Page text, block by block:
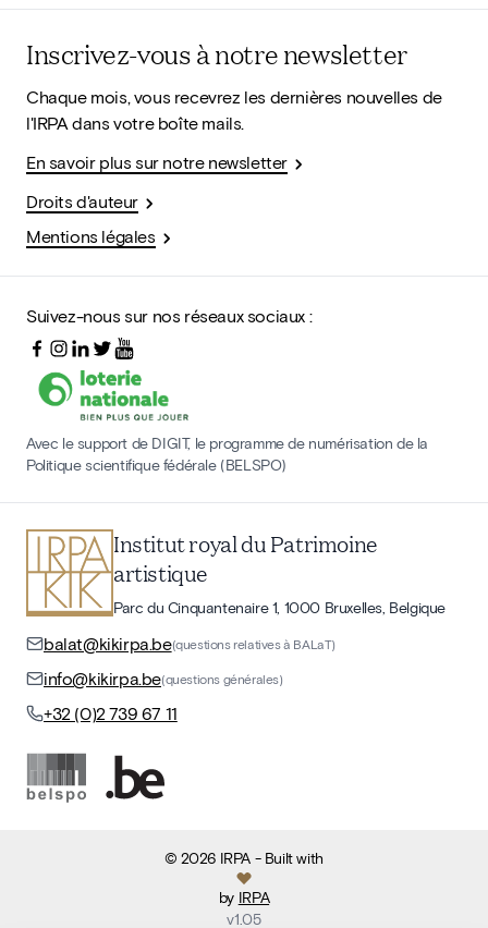
Inscrivez-vous à notre newsletter
Chaque mois, vous recevrez les dernières nouvelles de
l'IRPA dans votre boîte mails.
En savoir plus sur notre newsletter
Droits d'auteur
Mentions légales
Suivez-nous sur nos réseaux sociaux :
Avec le support de DIGIT, le programme de numérisation de la
Politique scientifique fédérale (BELSPO)
Institut royal du Patrimoine
artistique
Parc du Cinquantenaire 1, 1000 Bruxelles, Belgique
balat@kikirpa.be(questions relatives à BALaT)
info@kikirpa.be(questions générales)
+32 (0)2 739 67 11
©2026 IRPA- Built with
by IRPA
v1.05